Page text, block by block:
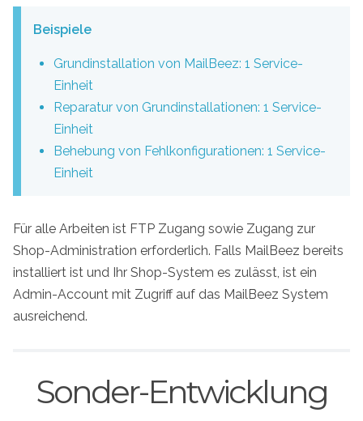
Beispiele
Grundinstallation von MailBeez: 1 Service-
Einheit
Reparatur von Grundinstallationen: 1 Service-
Einheit
Behebung von Fehlkonfigurationen: 1 Service-
Einheit
Für alle Arbeiten ist FTP Zugang sowie Zugang zur
Shop-Administration erforderlich. Falls MailBeez bereits
installiert ist und Ihr Shop-System es zulässt, ist ein
Admin-Account mit Zugriff auf das MailBeez System
ausreichend.
Sonder-Entwicklung